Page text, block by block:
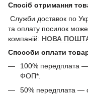
Спосіб отримання
Служби доставок по
та оплату посилок
компаній: НОВА
Способи оплати
100% передплата
ФОП*.
50% передплата —